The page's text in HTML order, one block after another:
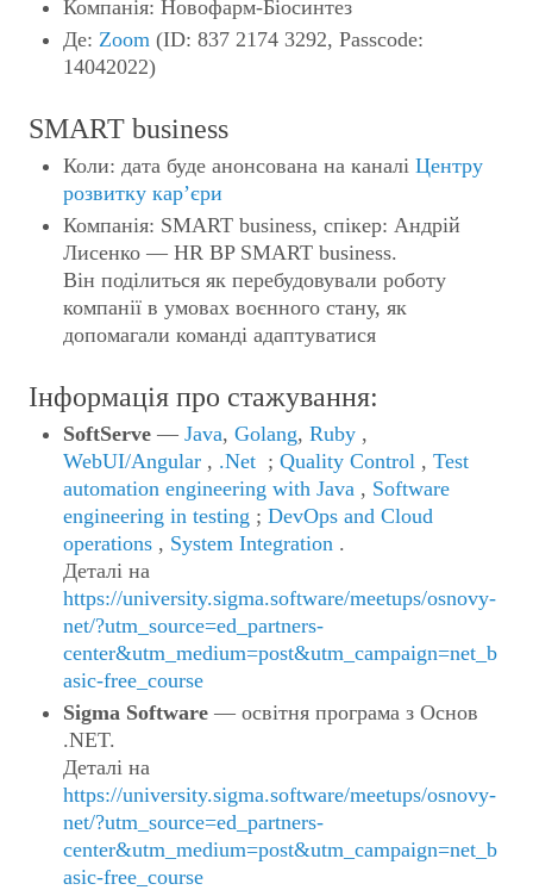
Компанія: Новофарм-Біосинтез
Де: Zoom (ID: 837 2174 3292, Passcode:
14042022)
SMART business
Коли: дата буде анонсована на каналі Центру
розвитку кар’єри
Компанія: SMART business, спікер: Андрій
Лисенко — HR BP SMART business.
Він поділиться як перебудовували роботу
компанії в умовах воєнного стану, як
допомагали команді адаптуватися
Інформація про стажування:
SoftServe — Java, Golang, Ruby,
WebUI/Angular, .Net; Quality Control, Test
automation engineering with Java, Software
engineering in testing ; DevOps and Cloud
operations, System Integration.
Деталі на
https://university.sigma.software/meetups/osnovy-
net/?utm_source=ed_partners-
center&utm_medium=post&utm_campaign=net_b
asic-free_course
Sigma Software— освітня програма з Основ
.NET.
Деталі на
https://university.sigma.software/meetups/osnovy-
net/?utm_source=ed_partners-
center&utm_medium=post&utm_campaign=net_b
asic-free_course